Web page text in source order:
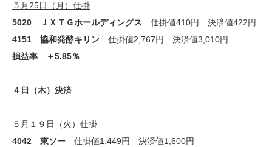
５月25日（月）仕掛
5020 ＪＸＴＧホールディングス 仕掛値410円 決済値422円
4151 協和発酵キリン 仕掛値2,767円 決済値3,010円
損益率 ＋5.85％
４日（木）決済
５月１９日（火）仕掛
4042 東ソー 仕掛値1,449円 決済値1,600円